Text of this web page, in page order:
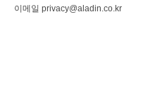
이메일 privacy@aladin.co.kr